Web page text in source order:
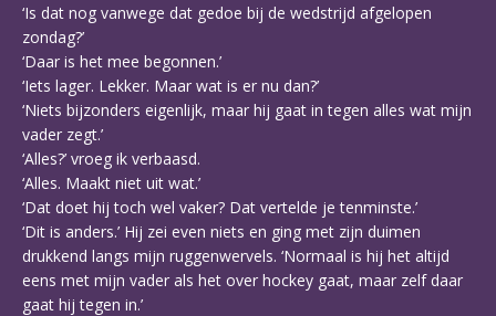
‘Is dat nog vanwege dat gedoe bij de wedstrijd afgelopen
zondag?’
‘Daar is het mee begonnen.’
‘Iets lager. Lekker. Maar wat is er nu dan?’
‘Niets bijzonders eigenlijk, maar hij gaat in tegen alles wat mijn
vader zegt.’
‘Alles?’ vroeg ik verbaasd.
‘Alles. Maakt niet uit wat.’
‘Dat doet hij toch wel vaker? Dat vertelde je tenminste.’
‘Dit is anders.’ Hij zei even niets en ging met zijn duimen
drukkend langs mijn ruggenwervels. ‘Normaal is hij het altijd
eens met mijn vader als het over hockey gaat, maar zelf daar
gaat hij tegen in.’